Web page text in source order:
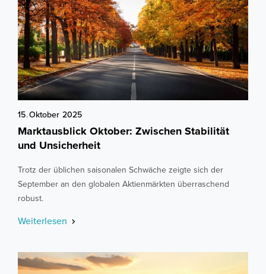
15.Oktober 2025
Marktausblick Oktober: Zwischen Stabilität
und Unsicherheit
Trotz der üblichen saisonalen Schwäche zeigte sich der
September an den globalen Aktienmärkten überraschend
robust.
Weiterlesen